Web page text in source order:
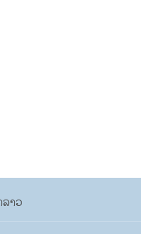
າວ